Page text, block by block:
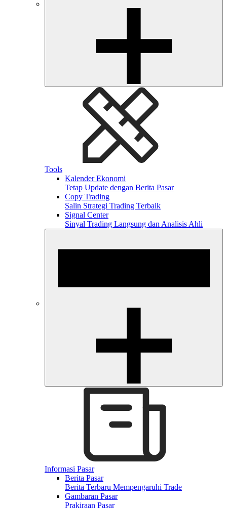
Tools
Kalender Ekonomi
Tetap Update dengan Berita Pasar
Copy Trading
Salin Strategi Trading Terbaik
Signal Center
Sinyal Trading Langsung dan Analisis Ahli
Informasi Pasar
Berita Pasar
Berita Terbaru Mempengaruhi Trade
Gambaran Pasar
Prakiraan Pasar